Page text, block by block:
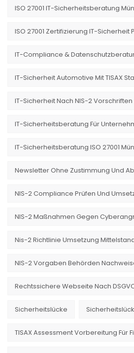
ISO 27001 IT-Sicherheitsberatung
ISO 27001 Zertifizierung IT-Sicherheit
IT-Compliance &
IT-Sicherheit Automotive Mit TISAX
IT-Sicherheit Nach NIS-2 Vorschriften
IT-Sicherheitsberatung Für
IT-Sicherheitsberatung ISO 27001
Newsletter Ohne Zustimmung Und
NIS-2 Compliance Prüfen Und
NIS-2 Maßnahmen Gegen
Nis-2 Richtlinie Umsetzung
NIS-2 Vorgaben Behörden
Rechtssichere Webseite Nach
Sicherheitslücke
TISAX Assessment Vorbereitung Für